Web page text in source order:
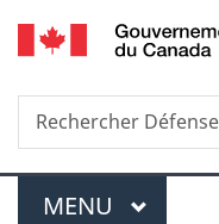
Recherche
Rechercher
Défense
Menu
MENU PRINCIPAL